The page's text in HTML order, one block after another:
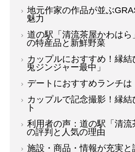
地元作家の作品が並ぶ
魅力
道の駅「清流茶屋かわはら
の特産品と新鮮野菜
カップルにおすすめ！縁結
兎ジンジャー最中」
デートにおすすめランチは
カップルで記念撮影！縁結
ト
利用者の声：道の駅「清流
の評判と人気の理由
施設・商品・情報が充実と